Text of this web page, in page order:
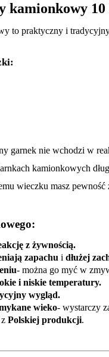
kamionkowy
to praktyczny i
garnek nie wchodzi w
kamionkowych
wieczku masz pewność
z żywnością.
zapachu i dłużej
- można go myć w
i niskie temperatury.
wygląd.
wieko- wystarczy
Polskiej produkcji.